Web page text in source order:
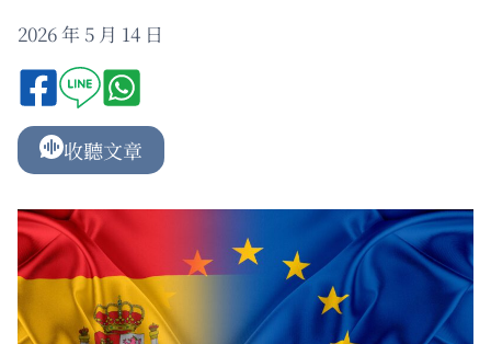
2026 年 5 月 14 日
收聽文章